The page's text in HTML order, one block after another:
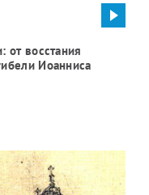
от восстания
Иоанниса